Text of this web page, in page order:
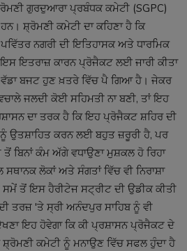
ਗੁਰਦੁਆਰਾ ਪ੍ਰਬੰਧਕ ਕਮੇਟੀ (SGPC)
ਸ਼੍ਰੋਮਣੀ ਕਮੇਟੀ ਦਾ ਕਹਿਣਾ ਹੈ ਕਿ
ਨਗਰੀ ਦੀ ਇਤਿਹਾਸਕ ਅਤੇ ਧਾਰਮਿਕ
ਇਤਰਾਜ਼ ਕਾਰਨ ਪ੍ਰੋਜੈਕਟ ਲਈ ਜਾਰੀ ਕੀਤਾ
ਬਜਟ ਹੁਣ ਖ਼ਤਰੇ ਵਿੱਚ ਪੈ ਗਿਆ ਹੈ। ਜੇਕਰ
ਜਲਦੀ ਕੋਈ ਸਹਿਮਤੀ ਨਾ ਬਣੀ, ਤਾਂ ਇਹ
ਦਾ ਤਰਕ ਹੈ ਕਿ ਇਹ ਪ੍ਰੋਜੈਕਟ ਸ਼ਹਿਰ ਦੀ
ਉਤਸ਼ਾਹਿਤ ਕਰਨ ਲਈ ਬਹੁਤ ਜ਼ਰੂਰੀ ਹੈ, ਪਰ
ਤੋਂ ਬਿਨਾਂ ਕੰਮ ਅੱਗੇ ਵਧਾਉਣਾ ਮੁਸ਼ਕਲ ਹੋ ਰਿਹਾ
ਲੋਕਾਂ ਅਤੇ ਸੰਗਤਾਂ ਵਿੱਚ ਵੀ ਨਿਰਾਸ਼ਾ
ਸਮੇਂ ਤੋਂ ਇਸ ਹੈਰੀਟੇਜ ਸਟ੍ਰੀਟ ਦੀ ਉਡੀਕ ਕੀਤੀ
ਤਰਜ਼ 'ਤੇ ਸ੍ਰੀ ਅਨੰਦਪੁਰ ਸਾਹਿਬ ਨੂੰ ਵੀ
ਇਹ ਹੋਵੇਗਾ ਕਿ ਕੀ ਪ੍ਰਸ਼ਾਸਨ ਪ੍ਰੋਜੈਕਟ ਦੇ
ਕਮੇਟੀ ਨੂੰ ਮਨਾਉਣ ਵਿੱਚ ਸਫਲ ਹੁੰਦਾ ਹੈ